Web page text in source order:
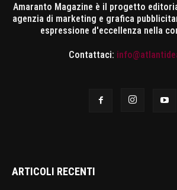
Amaranto Magazine è il progetto
agenzia di marketing e grafica
espressione d'eccellenza nella
Contattaci:
ARTICOLI RECENTI